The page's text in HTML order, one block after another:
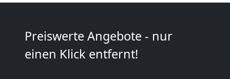
Preiswerte Angebote - nur
einen Klick entfernt!
Mann